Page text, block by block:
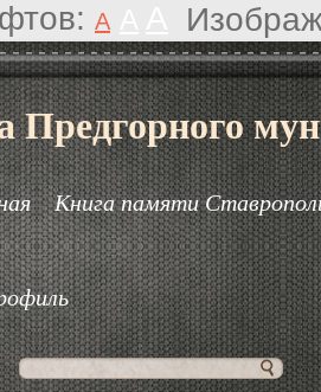
A
Предгорного
Книга памяти